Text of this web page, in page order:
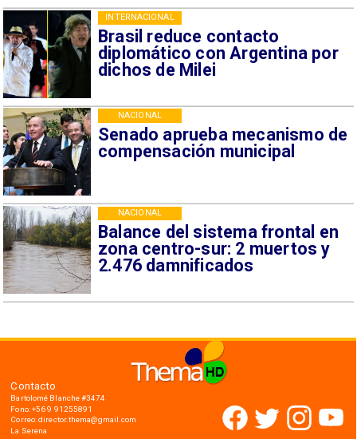
Brasil reduce contacto
diplomático con Argentina por
dichos de Milei
INTERNACIONAL
Senado aprueba mecanismo de
compensación municipal
NACIONAL
Balance del sistema frontal en
zona centro-sur: 2 muertos y
2.476 damnificados
NACIONAL
Contacto
Bartolomé Blanche #3474
Fono: +56 9 91255891
Correo: director.thema@gmail.com
La Serena